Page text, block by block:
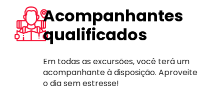
Acompanhantes
qualificados
Em todas as excursões, você terá um
acompanhante à disposição. Aproveite
o dia sem estresse!